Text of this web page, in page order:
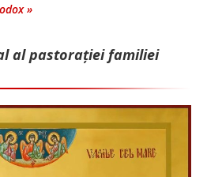
»
al pastorației familiei